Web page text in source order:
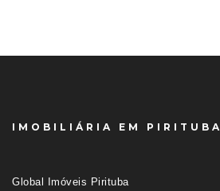
IMOBILIÁRIA EM PIRITUBA
Global Imóveis Pirituba